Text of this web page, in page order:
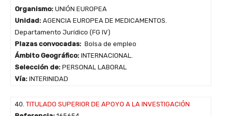
Organismo: UNIÓN EUROPEA
Unidad: AGENCIA EUROPEA DE MEDICAMENTOS.
Departamento Jurídico (FG IV)
Plazas convocadas: Bolsa de empleo
Ámbito Geográfico: INTERNACIONAL.
Selección de: PERSONAL LABORAL
Vía: INTERINIDAD
40. TITULADO SUPERIOR DE APOYO A LA INVESTIGACIÓN